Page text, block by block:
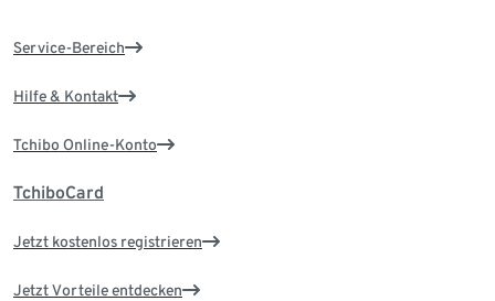
Service-Bereich
Hilfe & Kontakt
Tchibo Online-Konto
TchiboCard
Jetzt kostenlos registrieren
Jetzt Vorteile entdecken